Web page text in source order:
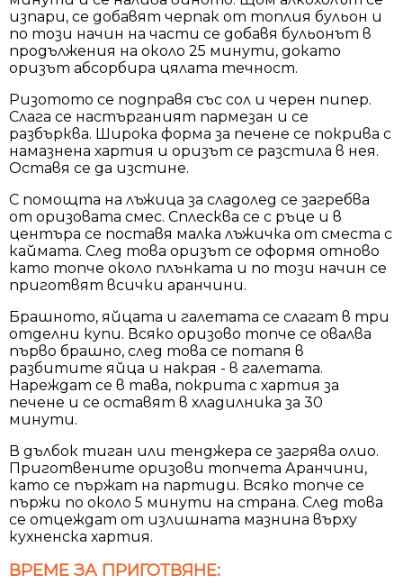
изпари, се добавят черпак от топлия бульон и
по този начин на части се добавя бульонът в
продължения на около 25 минути, докато
оризът абсорбира цялата течност.
Ризотото се подправя със сол и черен пипер.
Слага се настърганият пармезан и се
разбърква. Широка форма за печене се покрива с
намазнена хартия и оризът се разстила в нея.
Оставя се да изстине.
С помощта на лъжица за сладолед се загребва
от оризовата смес. Сплесква се с ръце и в
центъра се поставя малка лъжичка от сместа с
каймата. След това оризът се оформя отново
като топче около плънката и по този начин се
приготвят всички аранчини.
Брашното, яйцата и галетата се слагат в три
отделни купи. Всяко оризово топче се овалва
първо брашно, след това се потапя в
разбитите яйца и накрая - в галетата.
Нареждат се в тава, покрита с хартия за
печене и се оставят в хладилника за 30
минути.
В дълбок тиган или тенджера се загрява олио.
Приготвените оризови топчета Аранчини,
като се пържат на партиди. Всяко топче се
пържи по около 5 минути на страна. След това
се отцеждат от излишната мазнина върху
кухненска хартия.
ВРЕМЕ ЗА ПРИГОТВЯНЕ: